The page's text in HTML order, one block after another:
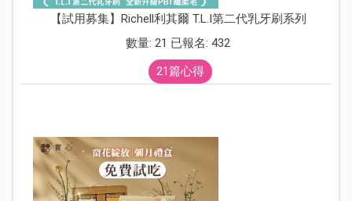
【試用募集】Richell利其爾 T.L.I第二代乳牙刷系列
數量: 21 已報名: 432
21篇心得